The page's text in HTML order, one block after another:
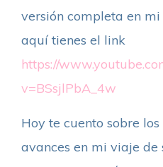
versión completa en mi
aquí tienes el link
https://
v=BSsjlPbA_4w
Hoy te cuento sobre
avances en mi viaje de